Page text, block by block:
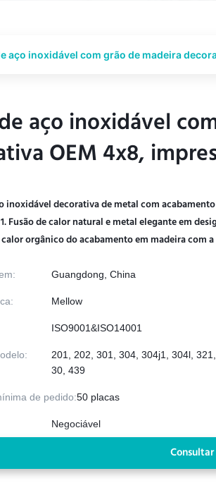
aço inoxidável com grão de madeira
aço inoxidável
OEM 4x8,
aço inoxidável
OEM 4x8,
inoxidável decorativa de metal com
Fusão de calor natural e metal elegante em
orgânico do acabamento em madeira com a
Guangdong, China
Mellow
ISO9001&ISO14001
201, 202, 301, 304, 304j1, 304l,
30, 439
de pedido:50 placas
Negociável